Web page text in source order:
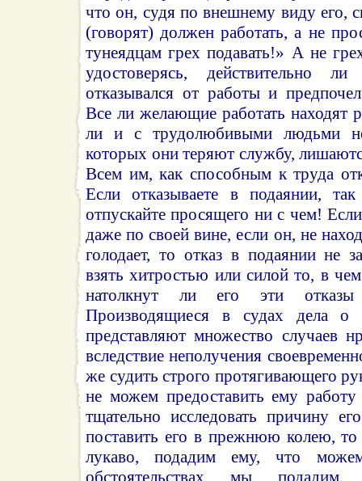
что он, судя по внешнему виду его,
(говорят) должен работать, а не
тунеядцам грех подавать!» А не
удостоверясь, действительно
отказывался от работы и
Все ли желающие работать находят
ли и с трудолюбивыми людьми
которых они теряют службу,
Всем им, как способным к труда
Если отказываете в подаянии,
отпускайте просящего ни с чем!
даже по своей вине, если он, не
голодает, то отказ в подаянии не
взять хитростью или силой то, в
натолкнут ли его эти отказы
Производящиеся в судах дела о
представляют множество случаев
вследствие неполучения
же судить строго протягивающего
не можем предоставить ему
тщательно исследовать причину
поставить его в прежнюю колею,
лукаво, подадим ему, что
обстоятельствах мы подадим,